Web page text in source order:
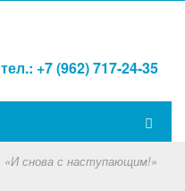
тел.: +7 (962) 717-24-35
«И снова с наступающим!»